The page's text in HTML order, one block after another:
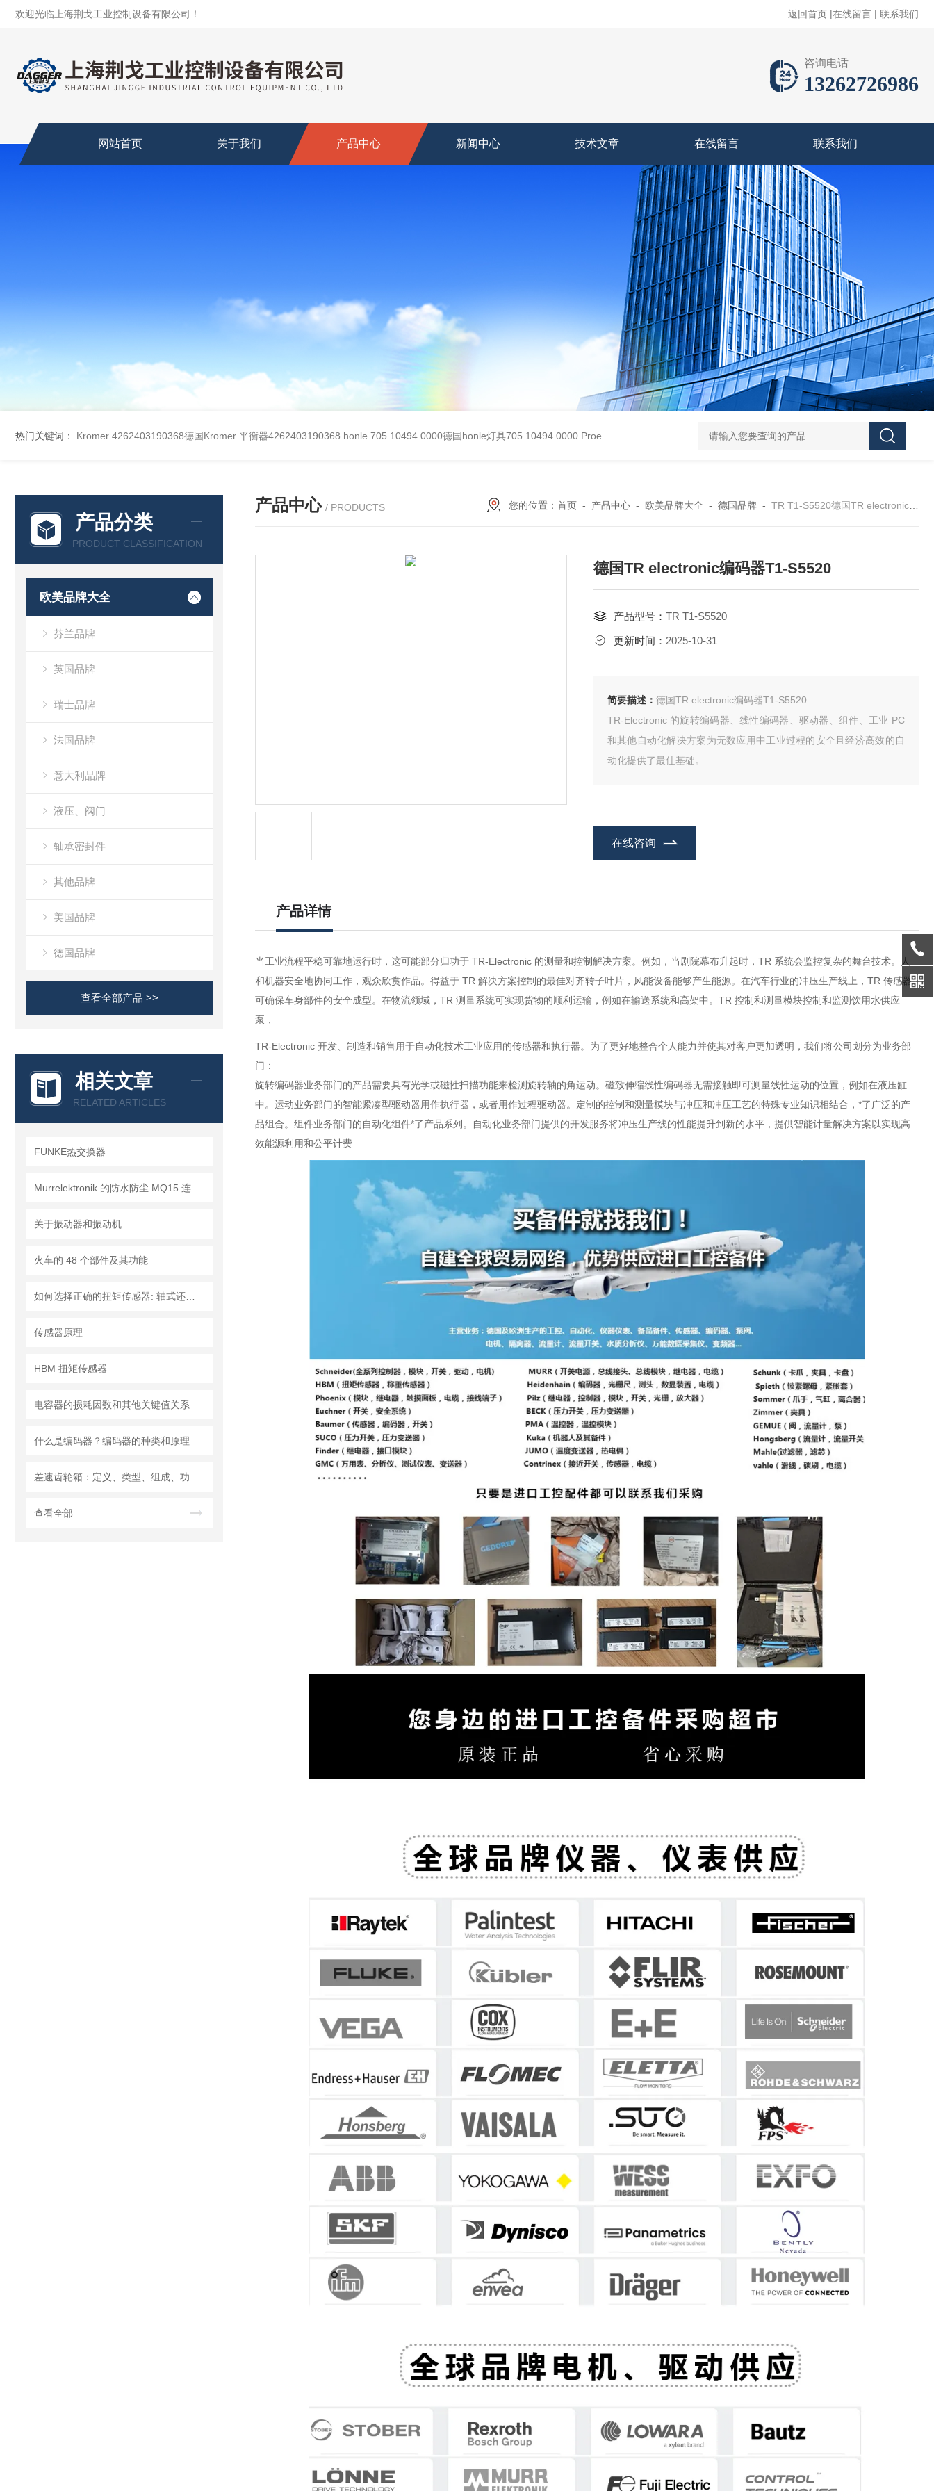
欢迎光临上海荆戈工业控制设备有限公司！ 返回首页 |在线留言 | 联系我们
咨询电话
13262726986
网站首页 关于我们 产品中心 新闻中心 技术文章 在线留言 联系我们
热门关键词： Kromer 4262403190368德国Kromer 平衡器4262403190368 honle 705 10494 0000德国honle灯具705 10494 0000 Proemion wireless 4001德国Proemion模块CANlink wireless 4001 asutec ASU-
产品分类
PRODUCT CLASSIFICATION
欧美品牌大全
芬兰品牌
英国品牌
瑞士品牌
法国品牌
意大利品牌
液压、阀门
轴承密封件
其他品牌
美国品牌
德国品牌
查看全部产品 >>
相关文章
RELATED ARTICLES
FUNKE热交换器
关于振动器和振动机
火车的 48 个部件及其功能
传感器原理
HBM 扭矩传感器
电容器的损耗因数和其他关键值关系
什么是编码器？编码器的种类和原理
查看全部
产品中心 / PRODUCTS 您的位置： 首页- 产品中心- 欧美品牌大全 - 德国品牌 - TR T1-S5520德国TR electronic编码器T1-S5520
德国TR electronic编码器T1-S5520
产品型号： TR T1-S5520
更新时间： 2025-10-31
简要描述： 德国TR electronic编码器T1-S5520
TR-Electronic 的旋转编码器、线性编码器、驱动器、组件、工业 PC
和其他自动化解决方案为无数应用中工业过程的安全且经济高效的自
动化提供了最佳基础。
在线咨询
产品详情
当工业流程平稳可靠地运行时，这可能部分归功于 TR-Electronic 的测量和控制解决方案。例如，当剧院幕布升起时，TR 系统会监控复杂的舞台技术。人
和机器安全地协同工作，观众欣赏作品。得益于 TR 解决方案控制的最佳对齐转子叶片，风能设备能够产生能源。在汽车行业的冲压生产线上，TR 传感器
可确保车身部件的安全成型。在物流领域，TR 测量系统可实现货物的顺利运输，例如在输送系统和高架中。TR 控制和测量模块控制和监测饮用水供应
泵，
TR-Electronic 开发、制造和销售用于自动化技术工业应用的传感器和执行器。为了更好地整合个人能力并使其对客户更加透明，我们将公司划分为业务部
门：
旋转编码器业务部门的产品需要具有光学或磁性扫描功能来检测旋转轴的角运动。磁致伸缩线性编码器无需接触即可测量线性运动的位置，例如在液压缸
中。运动业务部门的智能紧凑型驱动器用作执行器，或者用作过程驱动器。定制的控制和测量模块与冲压和冲压工艺的特殊专业知识相结合，*了广泛的产
品组合。组件业务部门的自动化组件*了产品系列。自动化业务部门提供的开发服务将冲压生产线的性能提升到新的水平，提供智能计量解决方案以实现高
效能源利用和公平计费